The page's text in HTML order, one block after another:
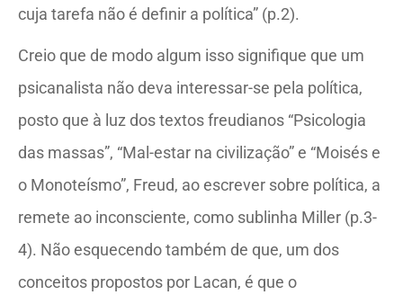
cuja tarefa não é definir a política” (p.2).
Creio que de modo algum isso signifique que um
psicanalista não deva interessar-se pela política,
posto que à luz dos textos freudianos “Psicologia
das massas”, “Mal-estar na civilização” e “Moisés e
o Monoteísmo”, Freud, ao escrever sobre política, a
remete ao inconsciente, como sublinha Miller (p.3-
4). Não esquecendo também de que, um dos
conceitos propostos por Lacan, é que o